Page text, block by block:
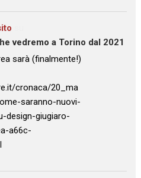
vedremo a Torino dal 2021
sarà (finalmente!)
cronaca/20_ma
saranno-nuovi-
design-giugiaro-
a66c-